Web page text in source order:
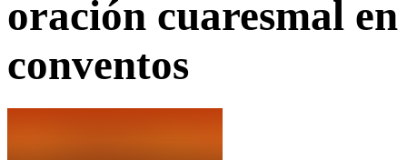
oración cuaresmal
conventos